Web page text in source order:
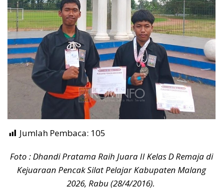
Jumlah Pembaca: 105
Foto : Dhandi Pratama Raih Juara II Kelas D Remaja di
Kejuaraan Pencak Silat Pelajar Kabupaten Malang
2026, Rabu (28/4/2016).